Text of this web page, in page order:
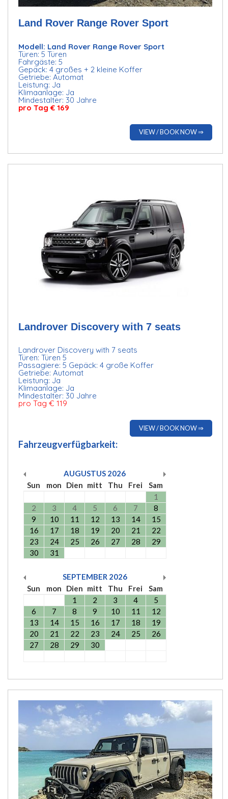
Land Rover Range Rover Sport
Modell: Land Rover Range Rover Sport
Türen: 5 Türen
Fahrgäste: 5
Gepäck: 4 großes + 2 kleine Koffer
Getriebe: Automat
Leistung: Ja
Klimaanlage: Ja
Mindestalter: 30 Jahre
pro Tag € 169
VIEW / BOOK NOW ⇒
Landrover Discovery with 7 seats
Landrover Discovery with 7 seats
Türen: Türen 5
Passagiere: 5 Gepäck: 4 große Koffer
Getriebe: Automat
Leistung: Ja
Klimaanlage: Ja
Mindestalter: 30 Jahre
pro Tag € 119
VIEW / BOOK NOW ⇒
Fahrzeugverfügbarkeit:
AUGUSTUS 2026
Sun
mon Dien mitt Thu Frei
Sam
1
2
3 4 5 6 7
8
9
10 11 12 13 14
15
16
17 18 19 20 21
22
23
24 25 26 27 28
29
30
31
SEPTEMBER 2026
Sun
mon Dien mitt Thu Frei
Sam
1
2 3 4
5
6
7 8 9 10 11
12
13
14 15 16 17 18
19
20
21 22 23 24 25
26
27
28 29 30